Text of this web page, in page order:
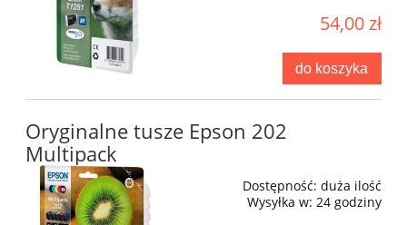
54,00 zł
do koszyka
Oryginalne tusze Epson 202
Multipack
Dostępność: duża ilość
Wysyłka w: 24 godziny